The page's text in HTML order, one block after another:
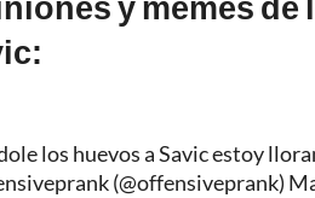
los huevos a Savic estoy
(@offensiveprank)